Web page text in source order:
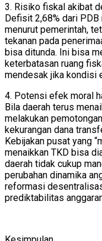
3. Risiko fiskal akibat
Defisit 2,68% dari
menurut pemerintah,
tekanan pada
bisa ditunda. Ini bisa
keterbatasan ruang
mendesak jika kondisi
4. Potensi efek moral
Bila daerah terus
melakukan
kekurangan dana
Kebijakan pusat yang
menaikkan TKD bisa
daerah tidak cukup
perubahan dinamika
reformasi
prediktabilitas